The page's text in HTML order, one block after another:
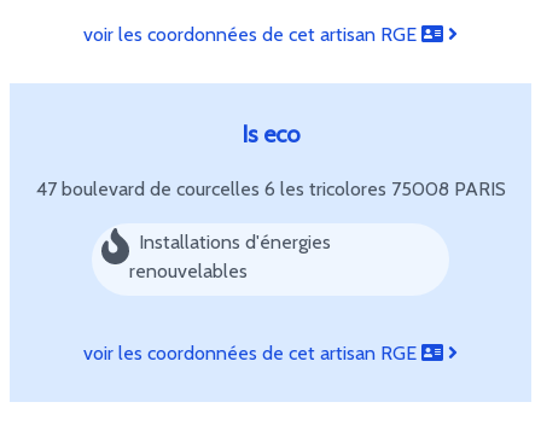
voir les coordonnées de cet artisan RGE
Is eco
47 boulevard de courcelles 6 les tricolores 75008 PARIS
Installations d'énergies
renouvelables
voir les coordonnées de cet artisan RGE